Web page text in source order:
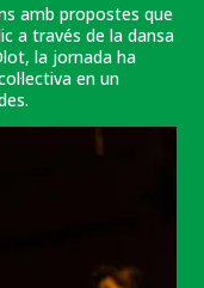
amb propostes que
a través de la dansa
la jornada ha
en un